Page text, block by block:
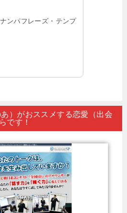
ンパフレーズ・テンプ
）がおススメする恋愛（出会
です！